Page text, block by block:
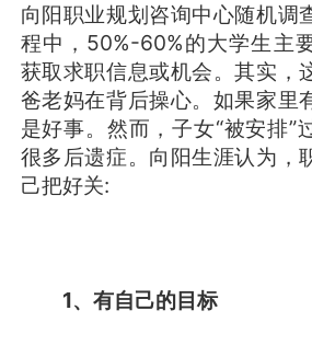
向阳职业规划咨询中心随机调
程中，50%-60%的大学生主
获取求职信息或机会。其实，
爸老妈在背后操心。如果家里
是好事。然而，子女“被安排”
很多后遗症。向阳生涯认为，
己把好关:
1、有自己的目标